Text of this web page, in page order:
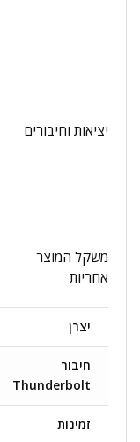
יציאות וחיבורים
משקל המוצר
אחריות
יצרן
חיבור
Thunderbolt
זמינות